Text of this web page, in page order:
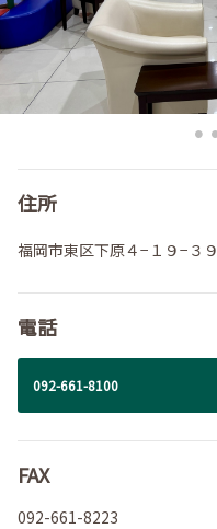
住所
福岡市東区下原４−１９−３９
電話
092-661-8100
FAX
092-661-8223